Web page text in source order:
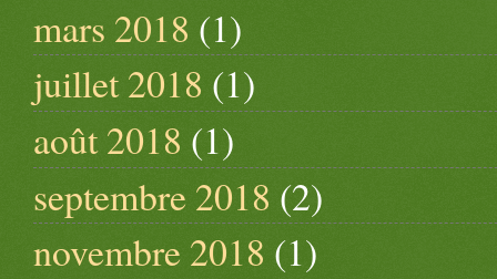
mars 2018 (1)
juillet 2018 (1)
août 2018 (1)
septembre 2018 (2)
novembre 2018 (1)